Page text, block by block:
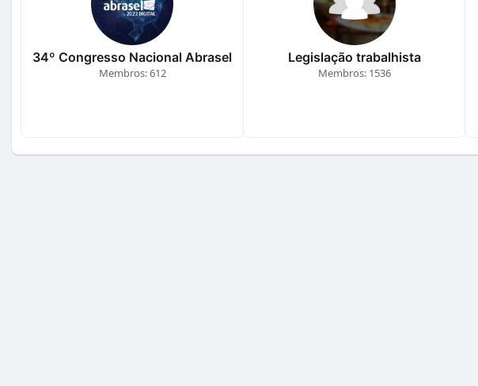
34º Congresso Nacional Abrasel
Membros: 612
Legislação trabalhista
Membros: 1536